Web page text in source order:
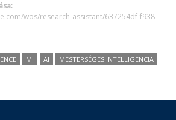
wos/research-assistant/637254df-f938-
MI AI MESTERSÉGES INTELLIGENCIA